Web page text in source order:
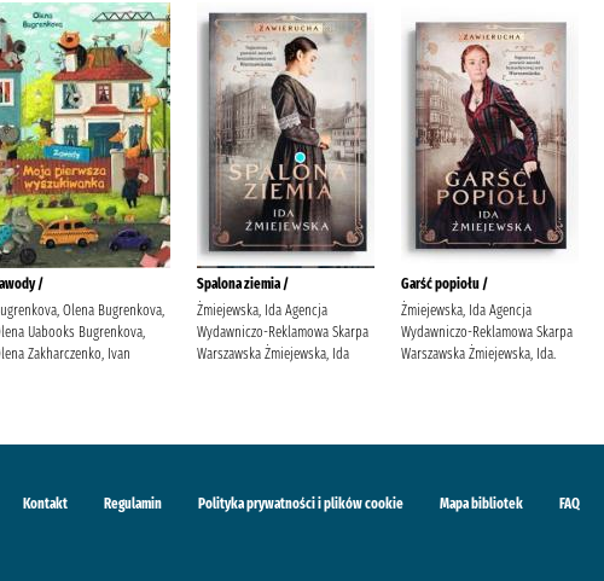
/
Olena Bugrenkova,
Uabooks Bugrenkova,
Zakharczenko, Ivan
Spalona ziemia /
Żmiejewska, Ida Agencja
Wydawniczo-Reklamowa Skarpa
Warszawska Żmiejewska, Ida
Garść popiołu /
Żmiejewska, Ida Agencja
Wydawniczo-Reklamowa Skarpa
Warszawska Żmiejewska, Ida.
Kontakt Regulamin Polityka prywatności i plików cookie Mapa bibliotek FAQ